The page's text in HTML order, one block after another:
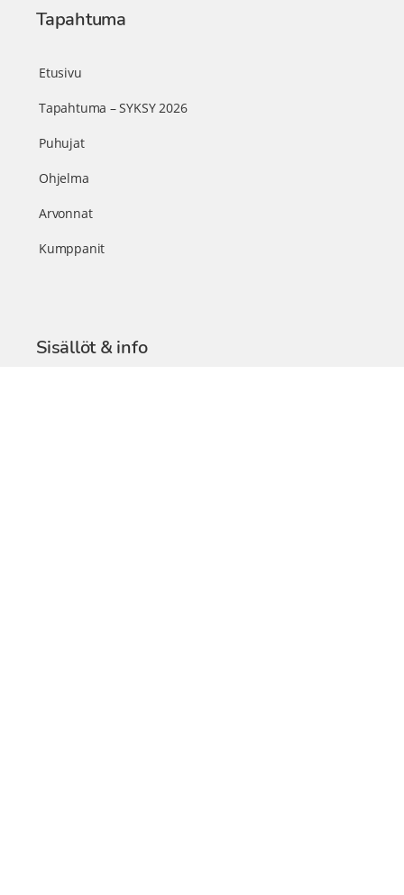
Tapahtuma
Etusivu
Tapahtuma – SYKSY 2026
Puhujat
Ohjelma
Arvonnat
Kumppanit
Sisällöt & info